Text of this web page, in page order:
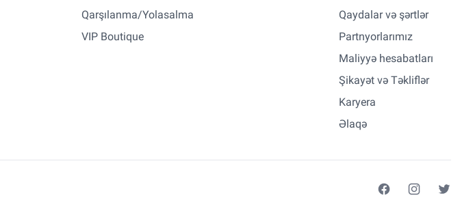
Qarşılanma/Yolasalma
VIP Boutique
Qaydalar və şərtlər
Partnyorlarımız
Maliyyə hesabatları
Şikayət və Təkliflər
Karyera
Əlaqə